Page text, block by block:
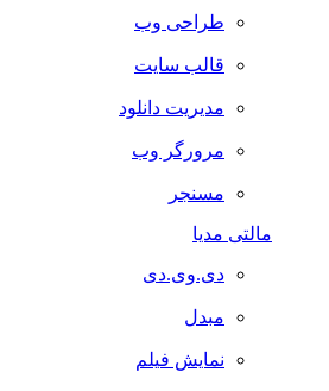
طراحی وب
قالب سایت
مدیریت دانلود
مرورگر وب
مسنجر
مالتی مدیا
دی.وی.دی
مبدل
نمایش فیلم